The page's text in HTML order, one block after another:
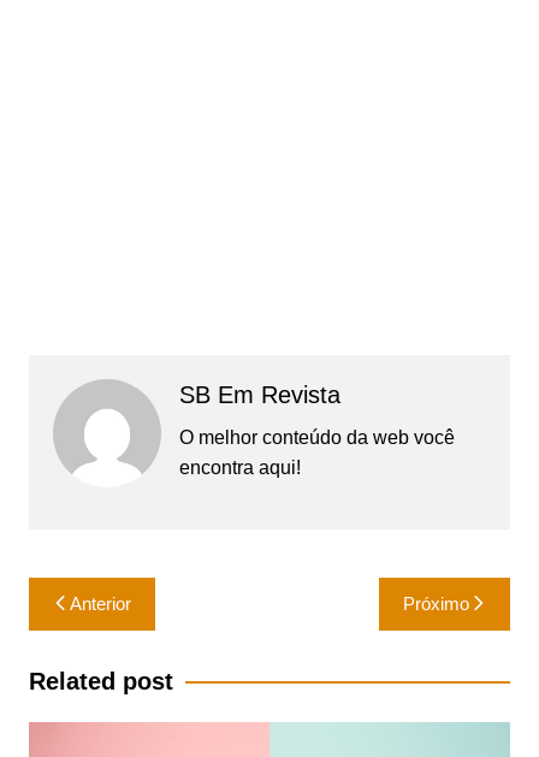
SB Em Revista
O melhor conteúdo da web você
encontra aqui!
Navegação
de
Post
Anterior Próximo
Related post